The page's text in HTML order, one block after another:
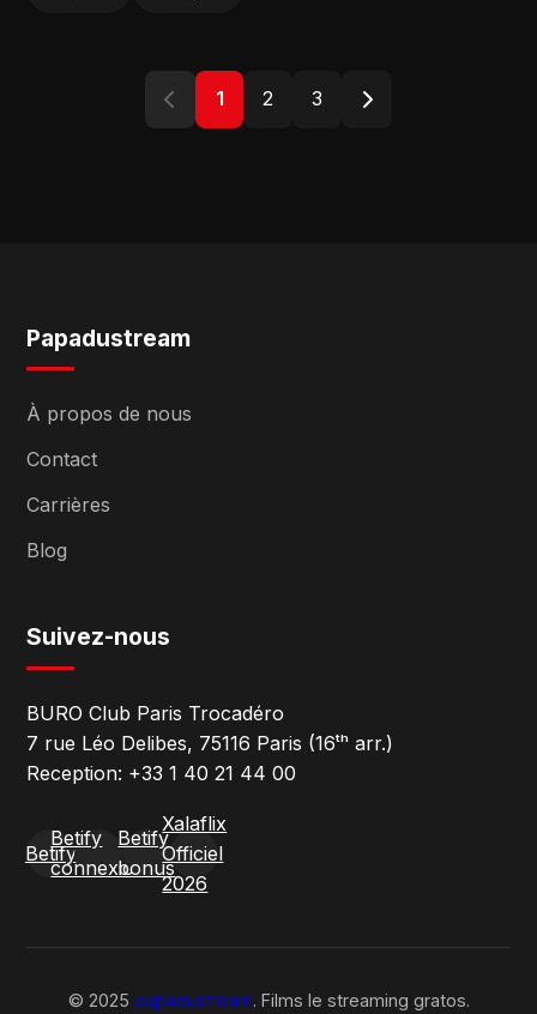
1 2 3
Papadustream
À propos de nous
Contact
Carrières
Blog
Suivez-nous
BURO Club Paris Trocadéro
7 rue Léo Delibes, 75116 Paris (16ᵗʰ arr.)
Reception: +33 1 40 21 44 00
Betify
Betify
connexion
Betify
bonus
Xalaflix
Officiel
2026
© 2025 papadustream. Films le streaming gratos.